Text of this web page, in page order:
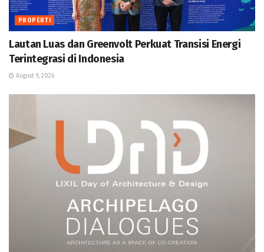
PROPERTI
Lautan Luas dan Greenvolt Perkuat Transisi Energi
Terintegrasi di Indonesia
August 9, 2026